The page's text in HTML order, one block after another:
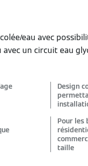
eau avec
un circuit eau
Design
Pour les
taille